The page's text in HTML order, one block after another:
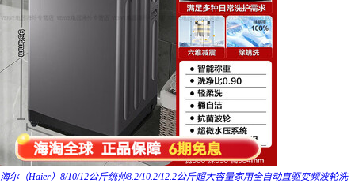
海尔（Haier）8/10/12公斤统帅8.2/10.2/12.2公斤超大容量家用全自动直驱变频波轮洗